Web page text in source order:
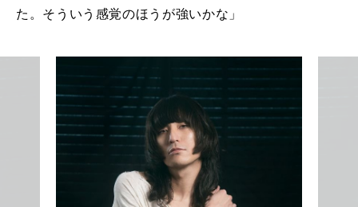
た。そういう感覚のほうが強いかな」